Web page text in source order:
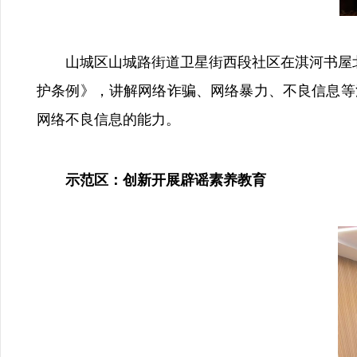
山城区山城路街道卫星街西段社区在淇河书屋
护条例》，讲解网络诈骗、网络暴力、不良信息
网络不良信息的能力。
示范区：创新开展辟谣素养教育